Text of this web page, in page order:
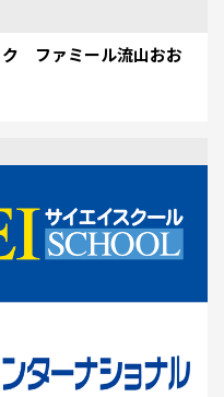
ク ファミール流山おお